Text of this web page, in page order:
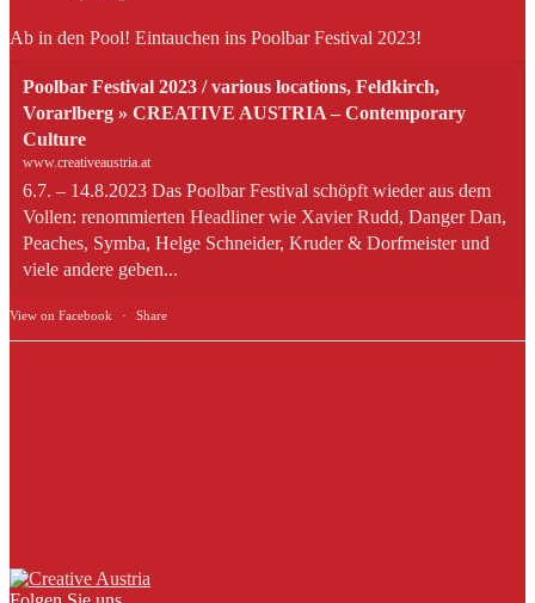
Ab in den Pool! Eintauchen ins Poolbar Festival 2023!
Poolbar Festival 2023 / various locations, Feldkirch,
Vorarlberg » CREATIVE AUSTRIA – Contemporary
Culture
www.creativeaustria.at
6.7. – 14.8.2023 Das Poolbar Festival schöpft wieder aus dem
Vollen: renommierten Headliner wie Xavier Rudd, Danger Dan,
Peaches, Symba, Helge Schneider, Kruder & Dorfmeister und
viele andere geben...
View on Facebook · Share